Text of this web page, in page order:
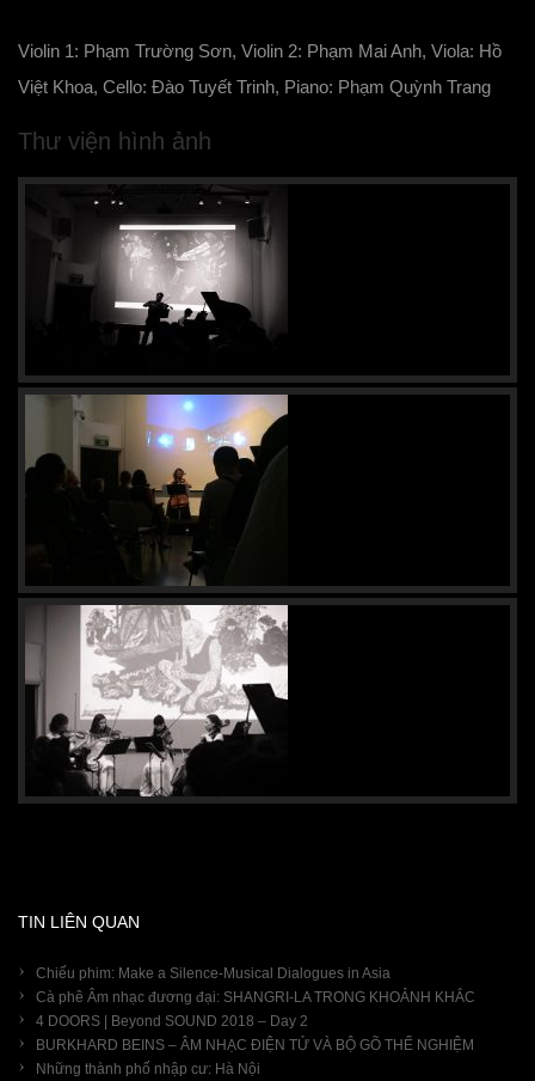
Violin 1: Phạm Trường Sơn, Violin 2: Phạm Mai Anh, Viola: Hồ
Việt Khoa, Cello: Đào Tuyết Trinh, Piano: Phạm Quỳnh Trang
Thư viện hình ảnh
TIN LIÊN QUAN
Chiếu phim: Make a Silence-Musical Dialogues in Asia
Cà phê Âm nhạc đương đại: SHANGRI-LA TRONG KHOẢNH KHẮC
4 DOORS | Beyond SOUND 2018 – Day 2
BURKHARD BEINS – ÂM NHẠC ĐIỆN TỬ VÀ BỘ GÕ THỂ NGHIỆM
Những thành phố nhập cư: Hà Nội